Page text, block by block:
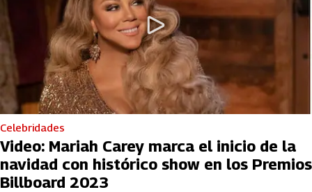
Celebridades
Video: Mariah Carey marca el inicio de la
navidad con histórico show en los Premios
Billboard 2023